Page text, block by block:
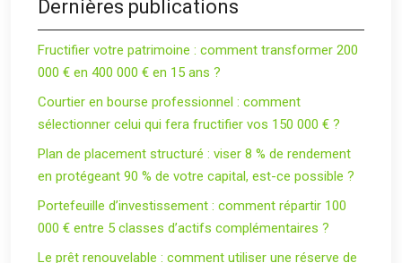
Dernières publications
Fructifier votre patrimoine : comment transformer 200
000 € en 400 000 € en 15 ans ?
Courtier en bourse professionnel : comment
sélectionner celui qui fera fructifier vos 150 000 € ?
Plan de placement structuré : viser 8 % de rendement
en protégeant 90 % de votre capital, est-ce possible ?
Portefeuille d’investissement : comment répartir 100
000 € entre 5 classes d’actifs complémentaires ?
Le prêt renouvelable : comment utiliser une réserve de